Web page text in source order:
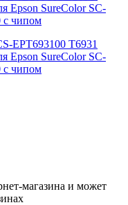
магазина и может